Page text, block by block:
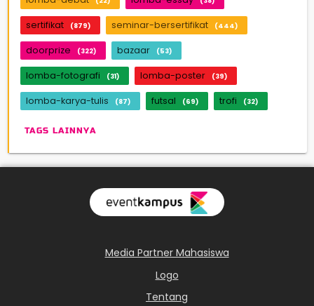
sertifikat (879) seminar-bersertifikat (444)
doorprize (322) bazaar (53)
lomba-fotografi (31) lomba-poster (39)
lomba-karya-tulis (87) futsal (69) trofi (32)
TAGS LAINNYA
Media Partner Mahasiswa
Logo
Tentang